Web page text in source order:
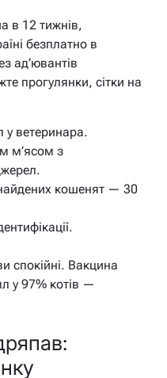
в 12 тижнів,
безплатно в
ад’ювантів
прогулянки, сітки на
у ветеринара.
м’ясом з
кошенят — 30
спокійні. Вакцина
у 97% котів —